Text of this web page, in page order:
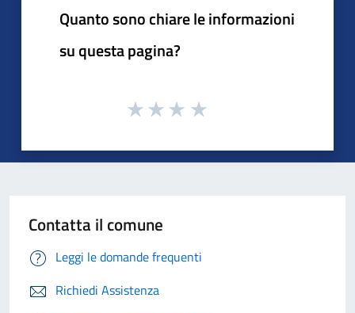
Quanto sono chiare le informazioni
su questa pagina?
Contatta il comune
Leggi le domande frequenti
Richiedi Assistenza